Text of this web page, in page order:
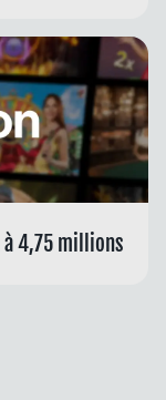
à 4,75 millions